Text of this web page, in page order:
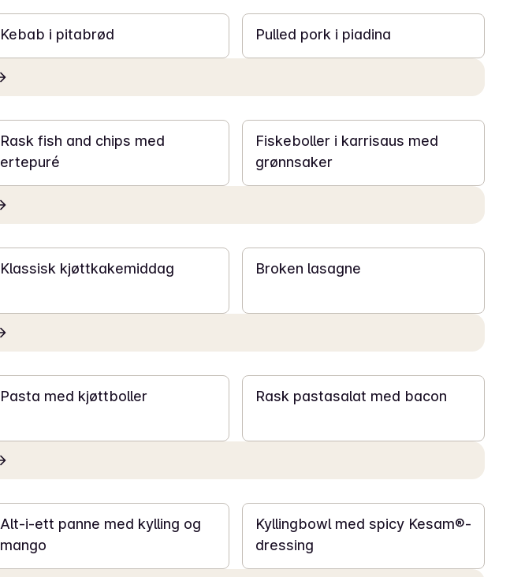
Kebab i pitabrød Pulled pork i piadina
Rask fish and chips med
ertepuré
Fiskeboller i karrisaus med
grønnsaker
Klassisk kjøttkakemiddag Broken lasagne
Pasta med kjøttboller Rask pastasalat med bacon
Alt-i-ett panne med kylling og
mango
Kyllingbowl med spicy Kesam®-
dressing